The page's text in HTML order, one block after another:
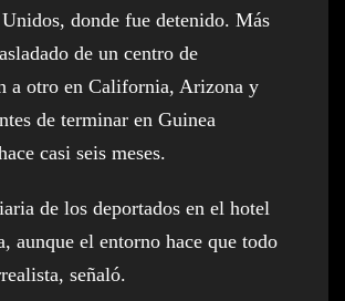
donde fue detenido. Más
de un centro de
a otro en California, Arizona y
de terminar en Guinea
casi seis meses.
de los deportados en el hotel
aunque el entorno hace que todo
señaló.